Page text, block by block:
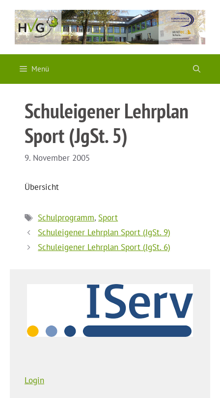
Inhalt
springen
Menü
Schuleigener Lehrplan
Sport (JgSt. 5)
9. November 2005
Übersicht
Schlagwörter
Schulprogramm, Sport
Schuleigener Lehrplan Sport (JgSt. 9)
Schuleigener Lehrplan Sport (JgSt. 6)
Login